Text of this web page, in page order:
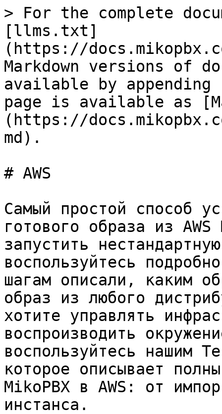
> For the complete
[llms.txt]
(https://
Markdown versions of
available by
page is available as
(https://
md).
# AWS
Самый простой способ
готового образа из
запустить
воспользуйтесь
шагам описали, каким
образ из любого
хотите управлять
воспроизводить
воспользуйтесь нашим
которое описывает
MikoPBX в AWS: от
инстанса.